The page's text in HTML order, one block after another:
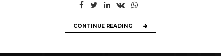
CONTINUE READING